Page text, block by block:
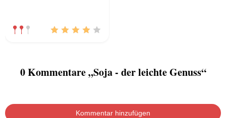
0 Kommentare „Soja - der leichte Genuss“
Kommentar hinzufügen